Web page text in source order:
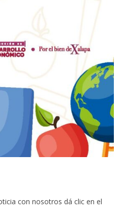
con nosotros dá clic en el